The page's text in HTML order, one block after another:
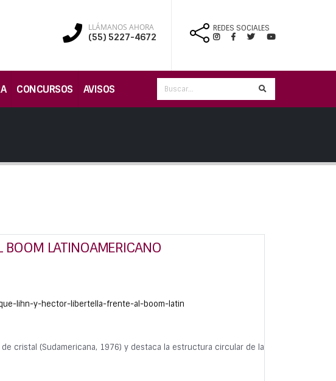
LLÁMANOS AHORA
(55) 5227-4672
REDES SOCIALES
CONCURSOS AVISOS
BOOM LATINOAMERICANO
lihn-y-hector-libertella-frente-al-boom-latin
cristal (Sudamericana, 1976) y destaca la estructura circular de la